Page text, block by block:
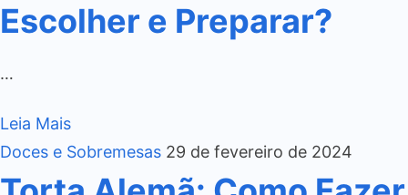
Escolher e Preparar?
…
Leia Mais
Doces e Sobremesas 29 de fevereiro de 2024